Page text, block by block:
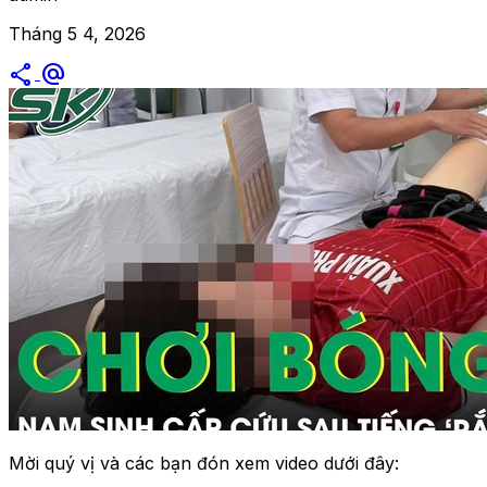
Tháng 5 4, 2026
share alternate_email
Mời quý vị và các bạn đón xem video dưới đây: